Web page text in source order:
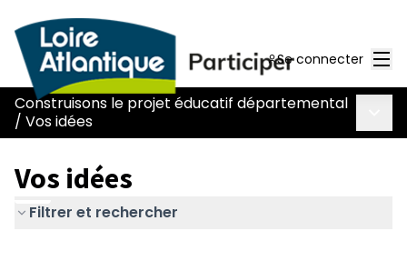
Se connecter
Construisons le projet éducatif départemental
/ Vos idées
Vos idées
Filtrer et rechercher